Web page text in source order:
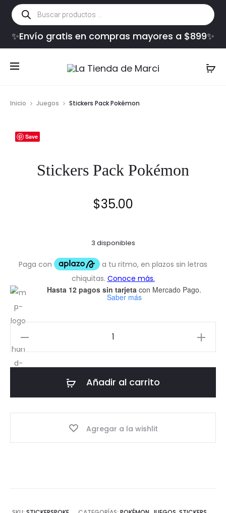
Búsqueda
de
productos
✨Envío gratis en compras mayores a $899✨
Inicio Juegos Stickers Pack Pokémon
Save
Stickers Pack Pokémon
$35.00
3 disponibles
Hasta 12 pagos sin tarjeta con Mercado Pago.
Saber más
Pack
Pokémon
Añadir al carrito
Agregar a la wishlit